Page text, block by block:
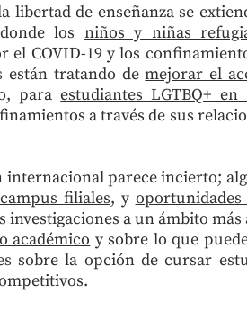
libertad de enseñanza se
los niños y niñas
el COVID-19 y los
están tratando demejorar el
paraestudiantes LGTBQ+ en
a través de sus
parece incierto;
campus filiales, y
investigaciones a un ámbito
académico y sobre lo que
sobre la opción de cursar